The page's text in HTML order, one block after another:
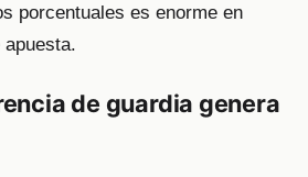
porcentuales es enorme en
de guardia genera